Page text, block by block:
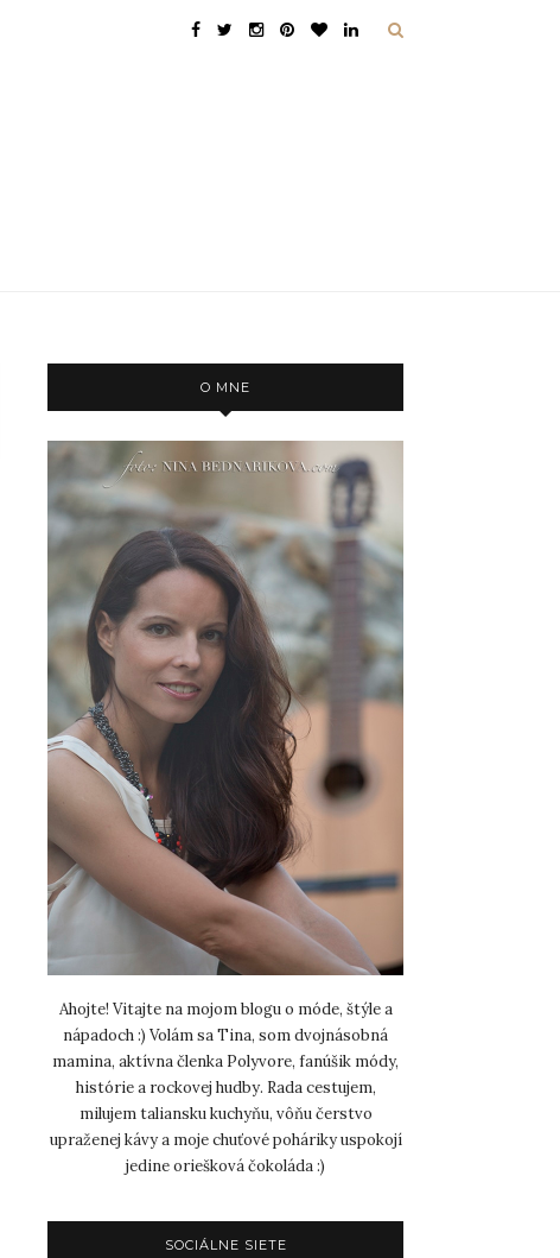
O MNE
Ahojte! Vitajte na mojom blogu o móde, štýle a
nápadoch :) Volám sa Tina, som dvojnásobná
mamina, aktívna členka Polyvore, fanúšik módy,
histórie a rockovej hudby. Rada cestujem,
milujem taliansku kuchyňu, vôňu čerstvo
upraženej kávy a moje chuťové poháriky uspokojí
jedine oriešková čokoláda :)
SOCIÁLNE SIETE